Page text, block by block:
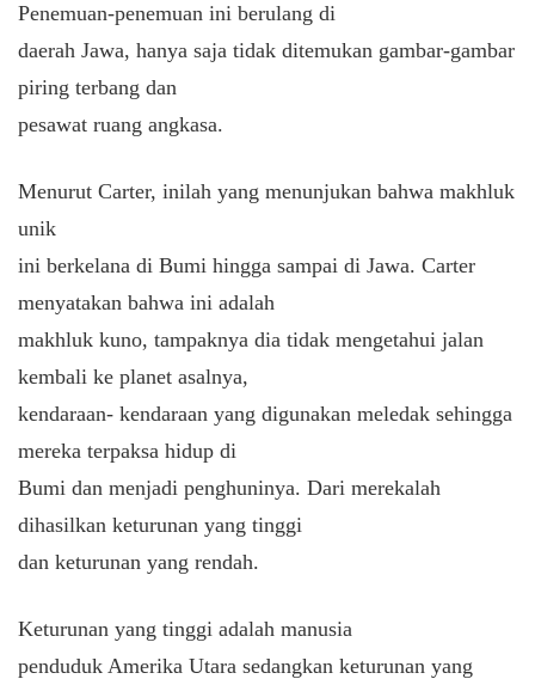
Penemuan-penemuan ini berulang di
daerah Jawa, hanya saja tidak ditemukan gambar-gambar
piring terbang dan
pesawat ruang angkasa.
Menurut Carter, inilah yang menunjukan bahwa makhluk
unik
ini berkelana di Bumi hingga sampai di Jawa. Carter
menyatakan bahwa ini adalah
makhluk kuno, tampaknya dia tidak mengetahui jalan
kembali ke planet asalnya,
kendaraan- kendaraan yang digunakan meledak sehingga
mereka terpaksa hidup di
Bumi dan menjadi penghuninya. Dari merekalah
dihasilkan keturunan yang tinggi
dan keturunan yang rendah.
Keturunan yang tinggi adalah manusia
penduduk Amerika Utara sedangkan keturunan yang